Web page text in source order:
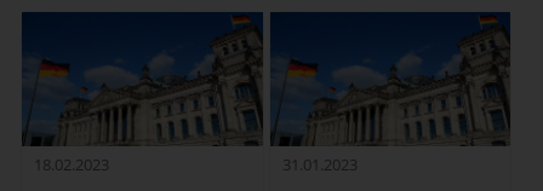
18.02.2023 31.01.2023